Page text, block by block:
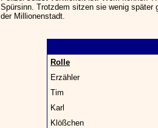
Spürsinn. Trotzdem sitzen sie wenig später
der Millionenstadt.
Rolle
Erzähler
Tim
Karl
Klößchen